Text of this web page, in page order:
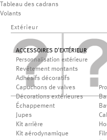
Tableau des cadrans
Volants
Extérieur
ACCESSOIRES D'EXTÉRIEUR
Personnalisation extérieure
Revêtement montants
Adhésifs décoratifs
Capuchons de valves
Décorations extérieures
Échappement
Jupes
Kit arrière
Kit aérodynamique